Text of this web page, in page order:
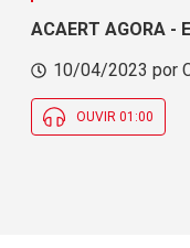
ACAERT AGORA
10/04/2023 por
OUVIR 01:00